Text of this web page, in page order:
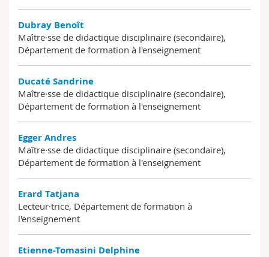
Dubray Benoît
Maître·sse de didactique disciplinaire (secondaire),
Département de formation à l'enseignement
Ducaté Sandrine
Maître·sse de didactique disciplinaire (secondaire),
Département de formation à l'enseignement
Egger Andres
Maître·sse de didactique disciplinaire (secondaire),
Département de formation à l'enseignement
Erard Tatjana
Lecteur·trice, Département de formation à
l'enseignement
Etienne-Tomasini Delphine